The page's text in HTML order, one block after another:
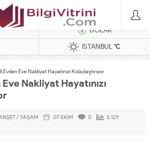
DOLAR
İSTANBUL°C
Evden Eve Nakliyat Hayatınızı Kolaylaştırıyor
Nakliyat Hayatınızı
/YAŞAM 07 EKIM 0
3.129